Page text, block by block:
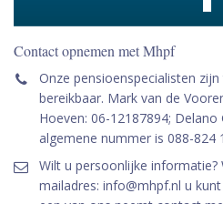
Contact opnemen met Mhpf
Onze pensioenspecialisten
bereikbaar. Mark van de
Hoeven: 06-12187894;
algemene nummer is 088-824
Wilt u persoonlijke informatie?
mailadres: info@mhpf.nl u